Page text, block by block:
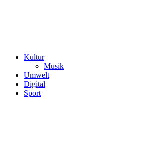
Kultur
Musik
Umwelt
Digital
Sport